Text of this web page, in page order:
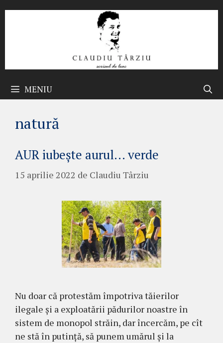
MENIU
natură
AUR iubește aurul… verde
15 aprilie 2022 de Claudiu Târziu
Nu doar că protestăm împotriva tăierilor
ilegale și a exploatării pădurilor noastre în
sistem de monopol străin, dar încercăm, pe cît
ne stă în putință, să punem umărul și la